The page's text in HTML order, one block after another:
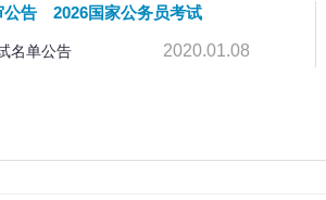
公告 2026国家公务员考试
名单公告 2020.01.08